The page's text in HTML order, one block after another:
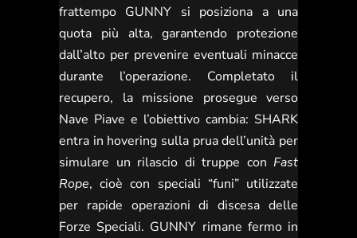
frattempo GUNNY si posiziona a una
quota più alta, garantendo protezione
dall’alto per prevenire eventuali minacce
durante l’operazione. Completato il
recupero, la missione prosegue verso
Nave Piave e l’obiettivo cambia: SHARK
entra in hovering sulla prua dell’unità per
simulare un rilascio di truppe con Fast
Rope, cioè con speciali “funi” utilizzate
per rapide operazioni di discesa delle
Forze Speciali. GUNNY rimane fermo in